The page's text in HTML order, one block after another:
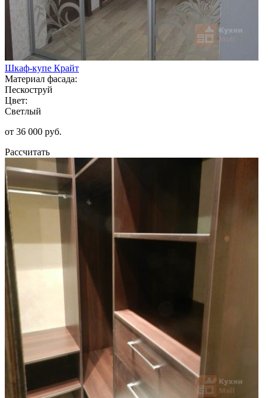
Шкаф-купе Крайт
Материал фасада:
Пескоструй
Цвет:
Светлый
от 36 000 руб.
Рассчитать